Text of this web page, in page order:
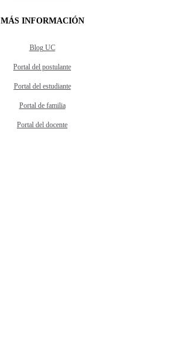
MÁS INFORMACIÓN
Blog UC
Portal del postulante
Portal del estudiante
Portal de familia
Portal del docente